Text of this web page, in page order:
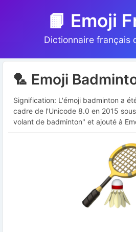
📙 Emoji
Dictionnaire français
🏸 Emoji
Signification: L'émoji badminton a
cadre de l'Unicode 8.0 en 2015
volant de badminton" et ajouté à